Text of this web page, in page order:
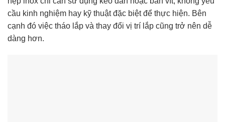
cầu kinh nghiệm hay kỹ thuật đặc biệt để thực hiện. Bên
cạnh đó việc tháo lắp và thay đổi vị trí lắp cũng trở nên dễ
dàng hơn.